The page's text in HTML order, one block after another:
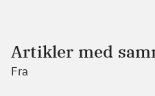
Artikler med
Fra